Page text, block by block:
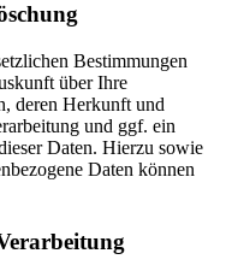
Bestimmungen
über Ihre
deren Herkunft und
und ggf. ein
Daten. Hierzu sowie
Daten können